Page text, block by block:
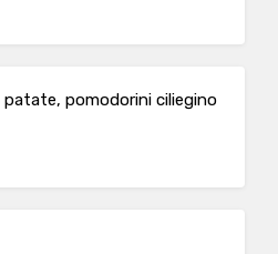
pomodorini ciliegino